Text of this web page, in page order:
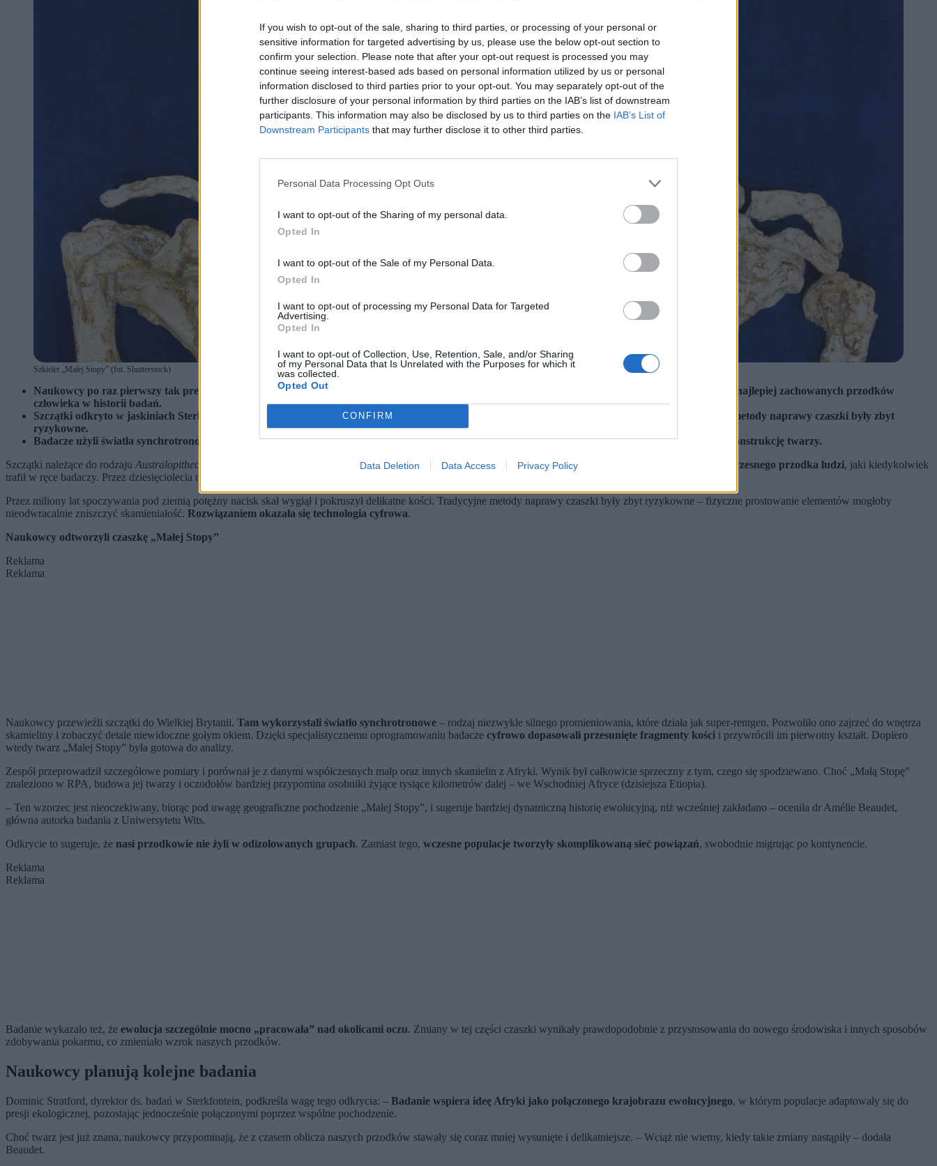
If you wish to opt-out of the sale, sharing to third parties, or processing of your personal or
sensitive information for targeted advertising by us, please use the below opt-out section to
confirm your selection. Please note that after your opt-out request is processed you may
continue seeing interest-based ads based on personal information utilized by us or personal
information disclosed to third parties prior to your opt-out. You may separately opt-out of the
further disclosure of your personal information by third parties on the IAB’s list of downstream
participants. This information may also be disclosed by us to third parties on the IAB’s List of
Downstream Participants that may further disclose it to other third parties.
Personal Data Processing Opt Outs
I want to opt-out of the Sharing of my personal data.
Opted In
I want to opt-out of the Sale of my Personal Data.
Opted In
I want to opt-out of processing my Personal Data for Targeted
Advertising.
Opted In
I want to opt-out of Collection, Use, Retention, Sale, and/or Sharing
of my Personal Data that Is Unrelated with the Purposes for which it
was collected.
Opted Out
CONFIRM
Data Deletion Data Access Privacy Policy
Szkielet „Małej Stopy” (fot. Shutterstock)
Naukowcy po raz pierwszy tak precyzyjnie zrekonstruowali twarz „Małej Stopy”. Szkielet wczesnego hominina ma około 3,67 mln lat i jest jednym z najlepiej zachowanych przodków
człowieka w historii badań.
Szczątki odkryto w jaskiniach Sterkfontein niedaleko Johannesburga. Przez miliony lat nacisk skał zdeformował delikatne kości, dlatego tradycyjne metody naprawy czaszki były zbyt
ryzykowne.
Badacze użyli światła synchrotronowego i cyfrowego modelowania. Dzięki temu odtworzono pierwotny kształt czaszki i uzyskano pierwszą pełną rekonstrukcję twarzy.
Szczątki należące do rodzaju Australopithecus odnaleziono w jaskiniach Sterkfontein niedaleko Johannesburga. „Mała Stopa” to najbardziej kompletny szkielet wczesnego przodka ludzi, jaki kiedykolwiek
trafił w ręce badaczy. Przez dziesięciolecia naukowcy mieli jednak ogromny problem: twarz osobnika była w fatalnym stanie.
Przez miliony lat spoczywania pod ziemią potężny nacisk skał wygiął i pokruszył delikatne kości. Tradycyjne metody naprawy czaszki były zbyt ryzykowne – fizyczne prostowanie elementów mogłoby
nieodwracalnie zniszczyć skamieniałość. Rozwiązaniem okazała się technologia cyfrowa.
Naukowcy odtworzyli czaszkę „Małej Stopy”
Reklama
Reklama
Naukowcy przewieźli szczątki do Wielkiej Brytanii. Tam wykorzystali światło synchrotronowe – rodzaj niezwykle silnego promieniowania, które działa jak super-rentgen. Pozwoliło ono zajrzeć do wnętrza
skamieliny i zobaczyć detale niewidoczne gołym okiem. Dzięki specjalistycznemu oprogramowaniu badacze cyfrowo dopasowali przesunięte fragmenty kości i przywrócili im pierwotny kształt. Dopiero
wtedy twarz „Małej Stopy” była gotowa do analizy.
Zespół przeprowadził szczegółowe pomiary i porównał je z danymi współczesnych małp oraz innych skamielin z Afryki. Wynik był całkowicie sprzeczny z tym, czego się spodziewano. Choć „Małą Stopę”
znaleziono w RPA, budowa jej twarzy i oczodołów bardziej przypomina osobniki żyjące tysiące kilometrów dalej – we Wschodniej Afryce (dzisiejsza Etiopia).
– Ten wzorzec jest nieoczekiwany, biorąc pod uwagę geograficzne pochodzenie „Małej Stopy”, i sugeruje bardziej dynamiczną historię ewolucyjną, niż wcześniej zakładano – oceniła dr Amélie Beaudet,
główna autorka badania z Uniwersytetu Wits.
Odkrycie to sugeruje, że nasi przodkowie nie żyli w odizolowanych grupach. Zamiast tego, wczesne populacje tworzyły skomplikowaną sieć powiązań, swobodnie migrując po kontynencie.
Reklama
Reklama
Badanie wykazało też, że ewolucja szczególnie mocno „pracowała” nad okolicami oczu. Zmiany w tej części czaszki wynikały prawdopodobnie z przystosowania do nowego środowiska i innych sposobów
zdobywania pokarmu, co zmieniało wzrok naszych przodków.
Naukowcy planują kolejne badania
Dominic Stratford, dyrektor ds. badań w Sterkfontein, podkreśla wagę tego odkrycia: – Badanie wspiera ideę Afryki jako połączonego krajobrazu ewolucyjnego, w którym populacje adaptowały się do
presji ekologicznej, pozostając jednocześnie połączonymi poprzez wspólne pochodzenie.
Choć twarz jest już znana, naukowcy przypominają, że z czasem oblicza naszych przodków stawały się coraz mniej wysunięte i delikatniejsze. – Wciąż nie wiemy, kiedy takie zmiany nastąpiły – dodała
Beaudet.